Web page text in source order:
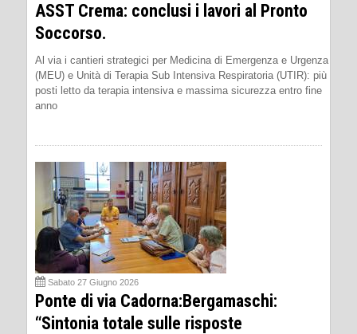
ASST Crema: conclusi i lavori al Pronto
Soccorso.
Al via i cantieri strategici per Medicina di Emergenza e Urgenza
(MEU) e Unità di Terapia Sub Intensiva Respiratoria (UTIR): più
posti letto da terapia intensiva e massima sicurezza entro fine
anno
Sabato 27 Giugno 2026
Ponte di via Cadorna:Bergamaschi:
“Sintonia totale sulle risposte